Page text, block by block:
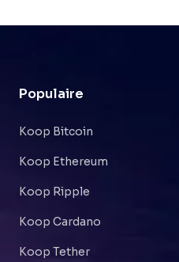
Populaire
Koop Bitcoin
Koop Ethereum
Koop Ripple
Koop Cardano
Koop Tether